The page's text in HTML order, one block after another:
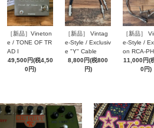
［新品］Vineton
e / TONE OF TR
AD I
49,500円(税4,50
0円)
［新品］ Vintag
e-Style / Exclusiv
e "Y" Cable
8,800円(税800
円)
［新品］
e-Style /
on RCA-
Speaker
11,000円(
0円)